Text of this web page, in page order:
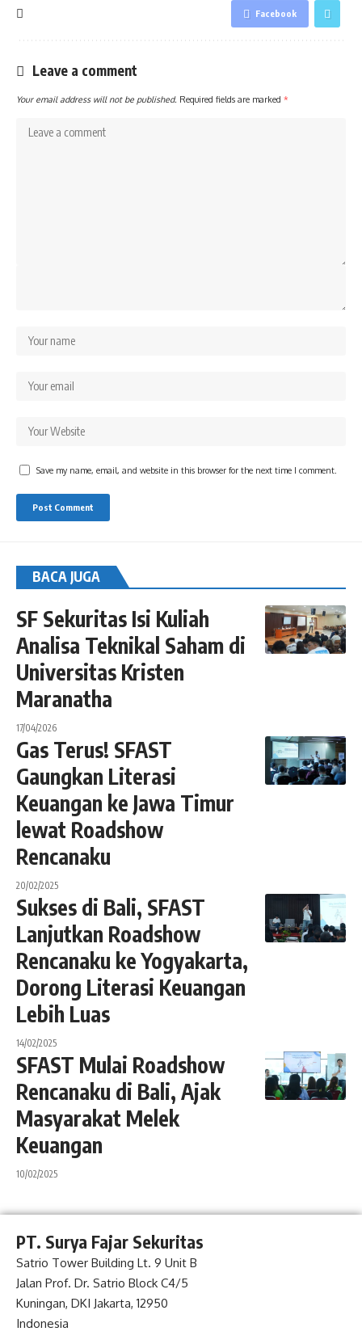
Facebook
Leave a comment
Your email address will not be published. Required fields are marked *
Save my name, email, and website in this browser for the next time I comment.
BACA JUGA
SF Sekuritas Isi Kuliah
Analisa Teknikal Saham di
Universitas Kristen
Maranatha
17/04/2026
Gas Terus! SFAST
Gaungkan Literasi
Keuangan ke Jawa Timur
lewat Roadshow
Rencanaku
20/02/2025
Sukses di Bali, SFAST
Lanjutkan Roadshow
Rencanaku ke Yogyakarta,
Dorong Literasi Keuangan
Lebih Luas
14/02/2025
SFAST Mulai Roadshow
Rencanaku di Bali, Ajak
Masyarakat Melek
Keuangan
10/02/2025
PT. Surya Fajar Sekuritas
Satrio Tower Building Lt. 9 Unit B
Jalan Prof. Dr. Satrio Block C4/5
Kuningan, DKI Jakarta, 12950
Indonesia